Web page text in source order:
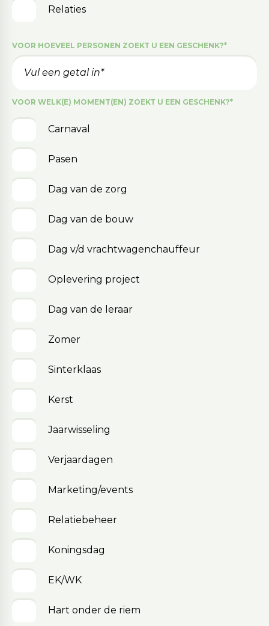
Relaties
VOOR HOEVEEL PERSONEN ZOEKT U EEN GESCHENK?*
VOOR WELK(E) MOMENT(EN) ZOEKT U EEN GESCHENK?*
Carnaval
Pasen
Dag van de zorg
Dag van de bouw
Dag v/d vrachtwagenchauffeur
Oplevering project
Dag van de leraar
Zomer
Sinterklaas
Kerst
Jaarwisseling
Verjaardagen
Marketing/events
Relatiebeheer
Koningsdag
EK/WK
Hart onder de riem